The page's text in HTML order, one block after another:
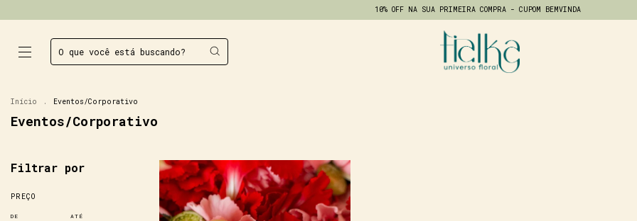
10% OFF NA SUA PRIMEIRA COMPRA - CUPOM BEMVINDA
Início . Eventos/Corporativo
Eventos/Corporativo
Filtrar por
PREÇO
DE ATÉ